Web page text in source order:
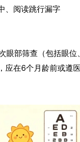
、阅读跳行漏字
眼部筛查（包括眼
应在6个月龄前或遵